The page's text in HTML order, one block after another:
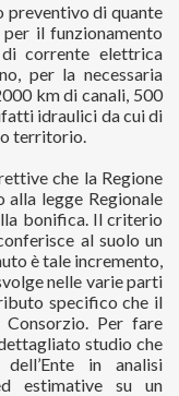
preventivo di quante
per il funzionamento
corrente elettrica
per la necessaria
km di canali, 500
idraulici da cui di
territorio.
che la Regione
alla legge Regionale
bonifica. Il criterio
al suolo un
è tale incremento,
nelle varie parti
specifico che il
Per fare
studio che
in analisi
estimative su un